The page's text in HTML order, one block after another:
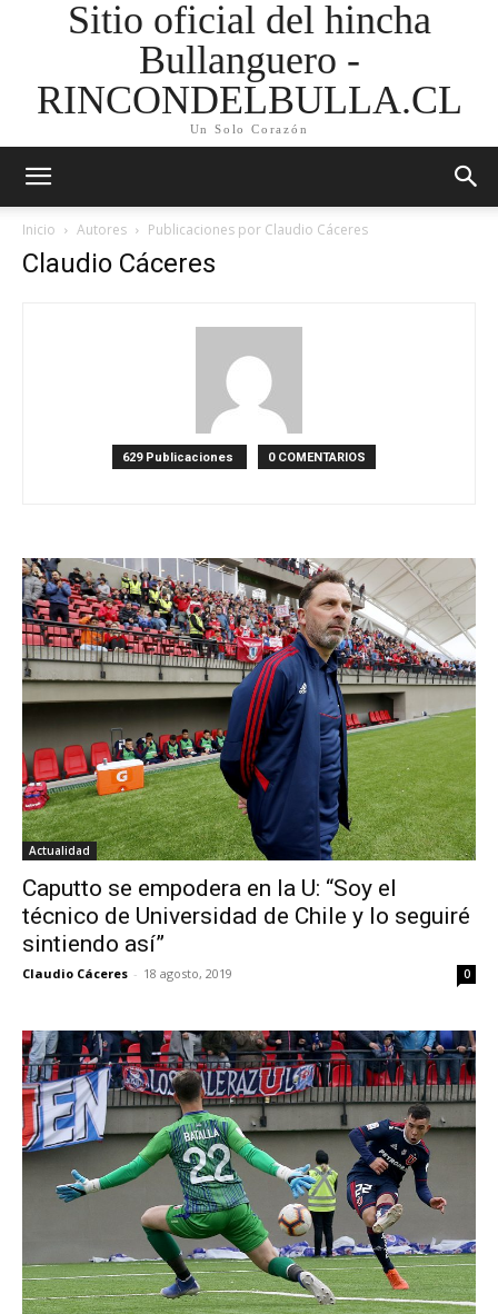
Sitio oficial del hincha
Bullanguero -
RINCONDELBULLA.CL
Un Solo Corazón
Inicio Autores Publicaciones por Claudio Cáceres
Claudio Cáceres
629 Publicaciones 0 COMENTARIOS
Actualidad
Caputto se empodera en la U: “Soy el
técnico de Universidad de Chile y lo seguiré
sintiendo así”
Claudio Cáceres - 18 agosto, 2019 0